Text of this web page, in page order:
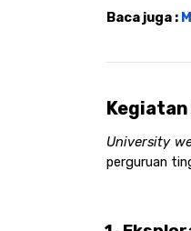
Baca juga :
Kegiatan
University
perguruan